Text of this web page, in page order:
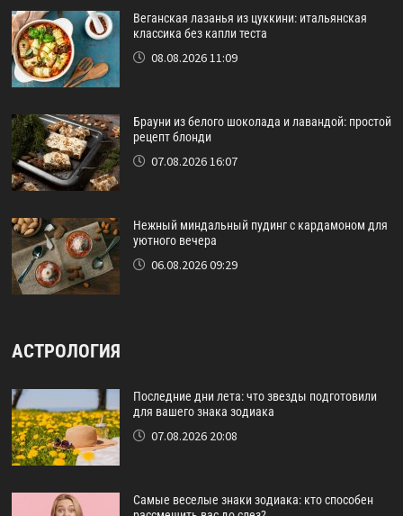
Веганская лазанья из цуккини: итальянская
классика без капли теста
08.08.2026 11:09
Брауни из белого шоколада и лавандой: простой
рецепт блонди
07.08.2026 16:07
Нежный миндальный пудинг с кардамоном для
уютного вечера
06.08.2026 09:29
АСТРОЛОГИЯ
Последние дни лета: что звезды подготовили
для вашего знака зодиака
07.08.2026 20:08
Самые веселые знаки зодиака: кто способен